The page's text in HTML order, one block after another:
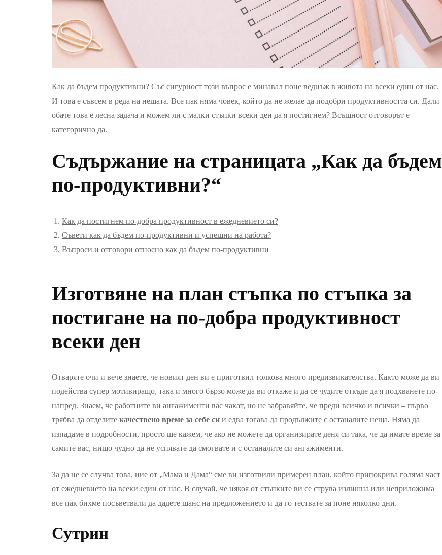
Как да бъдем продуктивни? Със сигурност този въпрос е минавал поне веднъж в живота на всеки един от нас.
И това е съвсем в реда на нещата. Все пак няма човек, който да не желае да подобри продуктивността си. Дали
обаче това е лесна задача и можем ли с малки стъпки всеки ден да я постигнем? Всъщност отговорът е
категорично да.
Съдържание на страницата „Как да бъдем
по-продуктивни?“
Как да постигнем по-добра продуктивност в ежедневието си?
Съвети как да бъдем по-продуктивни и успешни на работа?
Въпроси и отговори относно как да бъдем по-продуктивни
Изготвяне на план стъпка по стъпка за
постигане на по-добра продуктивност
всеки ден
Отваряте очи и вече знаете, че новият ден ви е приготвил толкова много предизвикателства. Както може да ви
подейства супер мотивиращо, така и много бързо може да ви откаже и да се чудите откъде да я подхванете по-
напред. Знаем, че работните ви ангажименти вас чакат, но не забравяйте, че преди всичко и всички – първо
трябва да отделите качествено време за себе си и едва тогава да продължите с останалите неща. Няма да
изпадаме в подробности, просто ще кажем, че ако не можете да организирате деня си така, че да имате време за
самите вас, нищо чудно да не успявате да смогвате и с останалите си ангажименти.
За да не се случва това, ние от „Мама и Дама“ сме ви изготвили примерен план, който припокрива голяма част
от ежедневието на всеки един от нас. В случай, че някоя от стъпките ви се струва излишна или неприложима
все пак бихме посъветвали да дадете шанс на предложението и да го тествате за поне няколко дни.
Сутрин